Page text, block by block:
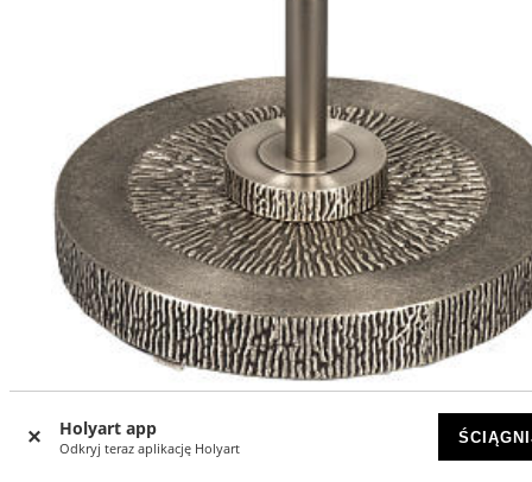
Holyart app
Odkryj teraz aplikację Holyart
Podstawa pod krzyż procesyjny z posrebrzanego brązu